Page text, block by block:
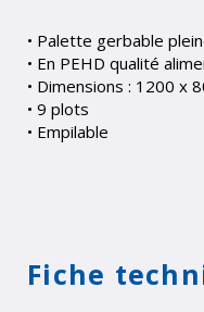
• Palette gerbable
• En PEHD qualité
• Dimensions : 1200 x
• 9 plots
• Empilable
Fiche